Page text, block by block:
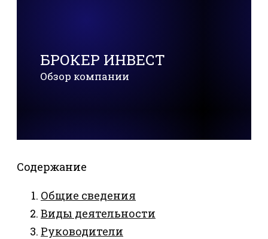
БРОКЕР ИНВЕСТ
Обзор компании
Содержание
Общие сведения
Виды деятельности
Руководители